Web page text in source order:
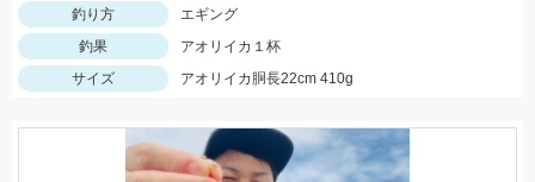
釣り方
エギング
釣果
アオリイカ１杯
サイズ
アオリイカ胴長22cm 410g